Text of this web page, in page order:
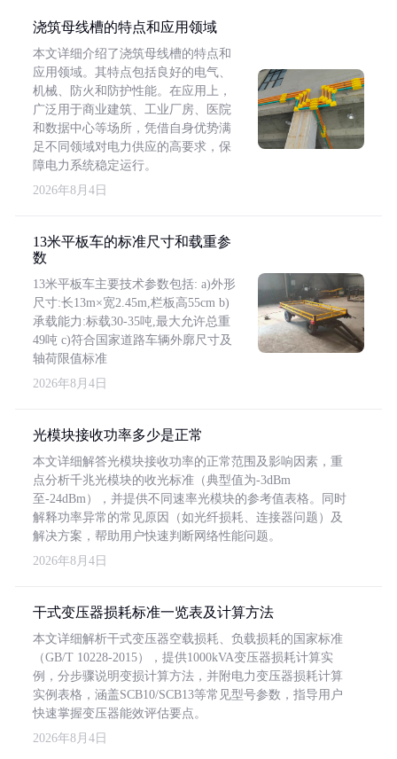
浇筑母线槽的特点和应用领域
本文详细介绍了浇筑母线槽的特点和
应用领域。其特点包括良好的电气、
机械、防火和防护性能。在应用上，
广泛用于商业建筑、工业厂房、医院
和数据中心等场所，凭借自身优势满
足不同领域对电力供应的高要求，保
障电力系统稳定运行。
2026年8月4日
13米平板车的标准尺寸和载重参
数
13米平板车主要技术参数包括: a)外形
尺寸:长13m×宽2.45m,栏板高55cm b)
承载能力:标载30-35吨,最大允许总重
49吨 c)符合国家道路车辆外廓尺寸及
轴荷限值标准
2026年8月4日
光模块接收功率多少是正常
本文详细解答光模块接收功率的正常范围及影响因素，重
点分析千兆光模块的收光标准（典型值为-3dBm
至-24dBm），并提供不同速率光模块的参考值表格。同时
解释功率异常的常见原因（如光纤损耗、连接器问题）及
解决方案，帮助用户快速判断网络性能问题。
2026年8月4日
干式变压器损耗标准一览表及计算方法
本文详细解析干式变压器空载损耗、负载损耗的国家标准
（GB/T 10228-2015），提供1000kVA变压器损耗计算实
例，分步骤说明变损计算方法，并附电力变压器损耗计算
实例表格，涵盖SCB10/SCB13等常见型号参数，指导用户
快速掌握变压器能效评估要点。
2026年8月4日